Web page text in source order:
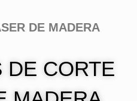
DE MADERA
DE CORTE